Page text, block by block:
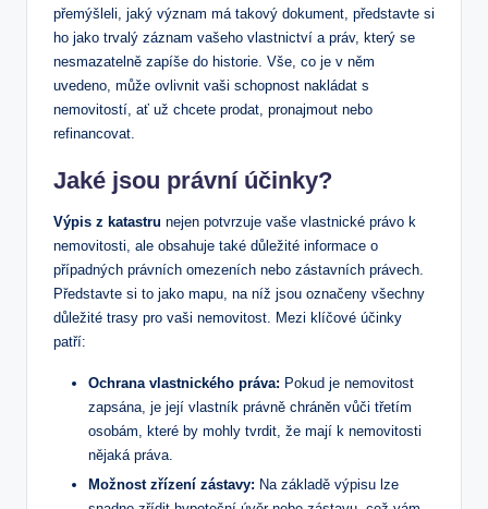
přemýšleli, jaký ⁣význam má takový dokument, představte si
ho ⁢jako trvalý záznam vašeho vlastnictví‌ a práv,⁤ který se
nesmazatelně zapíše do historie. Vše, co je⁢ v něm
uvedeno, může ovlivnit vaši schopnost ‌nakládat s
nemovitostí, ať už chcete prodat, pronajmout nebo
refinancovat.
Jaké jsou právní účinky?
Výpis z katastru nejen potvrzuje vaše vlastnické právo​ k
nemovitosti, ⁣ale obsahuje také důležité informace o
případných právních omezeních nebo ⁢zástavních právech.
Představte si⁤ to ‌jako ​mapu, na níž jsou označeny všechny
‌důležité trasy pro vaši nemovitost. Mezi klíčové účinky
patří:
Ochrana vlastnického práva: Pokud je nemovitost
zapsána, ⁣je její vlastník právně chráněn vůči třetím
osobám, které by mohly ⁢tvrdit, že ⁢mají k nemovitosti
nějaká práva.
Možnost zřízení zástavy: Na základě výpisu lze